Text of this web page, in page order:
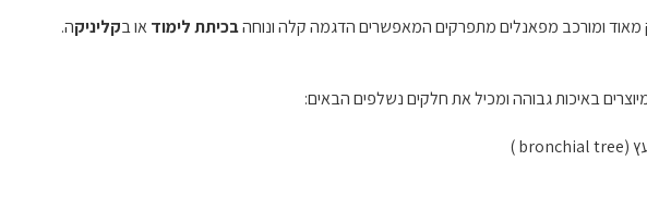
מאוד ומורכב מפאנלים מתפרקים המאפשרים הדגמה קלה ונוחהבכיתת לימודאו בקליניקה.
באיכות גבוהה ומכיל את חלקים נשלפים הבאים:
(
bronchial tree
)